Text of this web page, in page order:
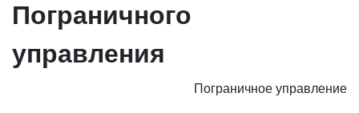
Пограничного
управления
Пограничное управление